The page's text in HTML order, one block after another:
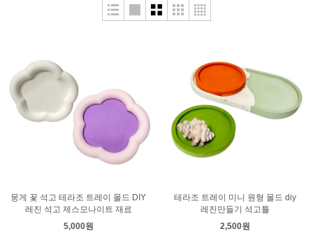
뭉게 꽃 석고 테라조 트레이 몰드 DIY
레진 석고 제스모나이트 재료
5,000원
테라조 트레이 미니 원형 몰드 diy
레진만들기 석고틀
2,500원